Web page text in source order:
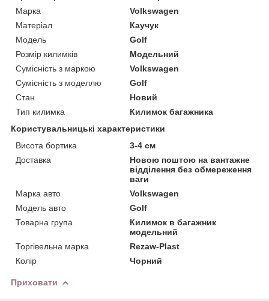
Марка
Volkswagen
Матеріал
Каучук
Модель
Golf
Розмір килимків
Модельний
Сумісність з маркою
Volkswagen
Сумісність з моделлю
Golf
Стан
Новий
Тип килимка
Килимок багажника
Користувальницькі характеристики
Висота бортика
3-4 см
Доставка
Новою поштою на вантажне
відділення без обмереження
ваги
Марка авто
Volkswagen
Модель авто
Golf
Товарна група
Килимок в багажник
модельний
Торгівельна марка
Rezaw-Plast
Колір
Чорний
Приховати